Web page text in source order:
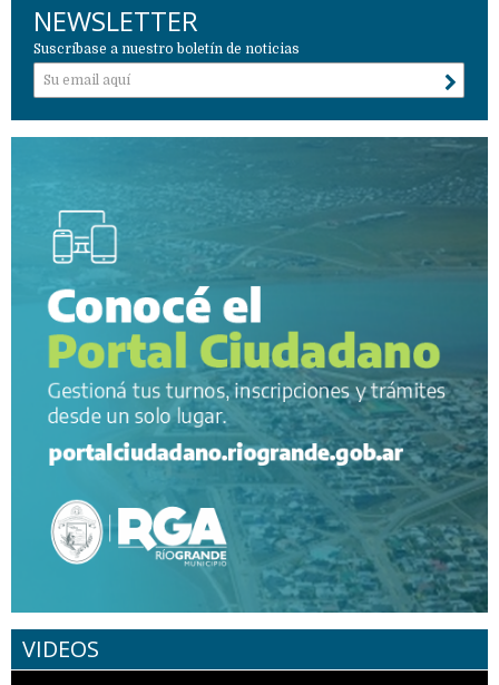
NEWSLETTER
Suscríbase a nuestro boletín de noticias
VIDEOS